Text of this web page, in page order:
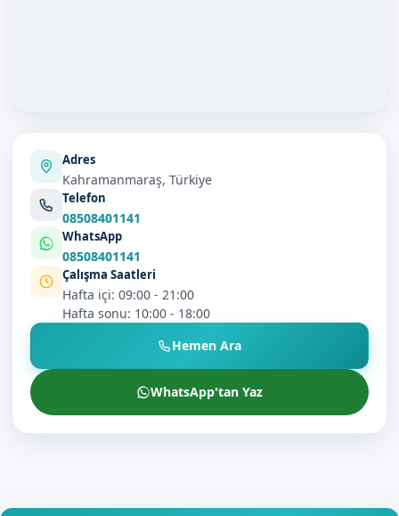
Adres
Kahramanmaraş, Türkiye
Telefon
08508401141
WhatsApp
08508401141
Çalışma Saatleri
Hafta içi: 09:00 - 21:00
Hafta sonu: 10:00 - 18:00
Hemen Ara
WhatsApp'tan Yaz